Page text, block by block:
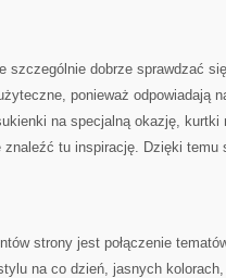
szczególnie dobrze sprawdzać
ponieważ odpowiadają
na specjalną okazję, kurtki
tu inspirację. Dzięki temu
strony jest połączenie
na co dzień, jasnych